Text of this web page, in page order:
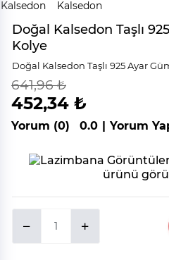
Doğal Kalsedon Taşlı
Kolye
Doğal Kalsedon Taşlı 925 Ayar
%30
indirim
641,96 ₺
452,34 ₺
Yorum (0) 0.0 | Yorum
ürünü